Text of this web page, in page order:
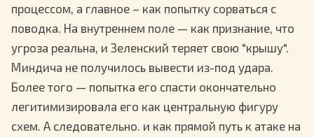
процессом, а главное – как попытку сорваться с
поводка. На внутреннем поле — как признание, что
угроза реальна, и Зеленский теряет свою "крышу".
Миндича не получилось вывести из-под удара.
Более того — попытка его спасти окончательно
легитимизировала его как центральную фигуру
схем. А следовательно. и как прямой путь к атаке на